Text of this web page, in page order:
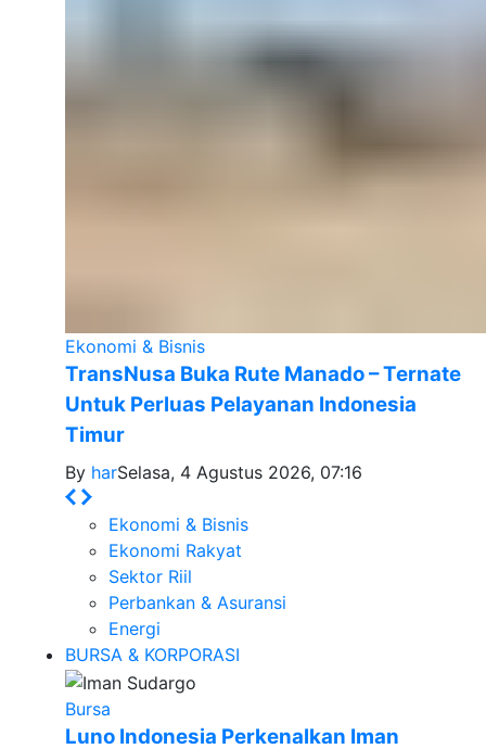
Ekonomi & Bisnis
TransNusa Buka Rute Manado – Ternate
Untuk Perluas Pelayanan Indonesia
Timur
By harSelasa, 4 Agustus 2026, 07:16
Ekonomi & Bisnis
Ekonomi Rakyat
Sektor Riil
Perbankan & Asuransi
Energi
BURSA & KORPORASI
Bursa
Luno Indonesia Perkenalkan Iman